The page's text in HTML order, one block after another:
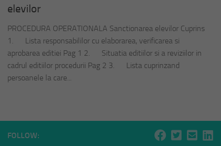
elevilor
PROCEDURA OPERATIONALA Sanctionarea elevilor Cuprins
1. Lista responsabililor cu elaborarea, verificarea si
aprobarea editiei Pag 1 2. Situatia editiilor si a reviziilor in
cadrul editiilor procedurii Pag 2 3. Lista cuprinzand
persoanele la care...
FOLLOW: